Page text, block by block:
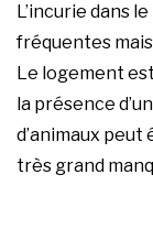
L’incurie dans
fréquentes
Le logement
la présence
d’animaux
très grand